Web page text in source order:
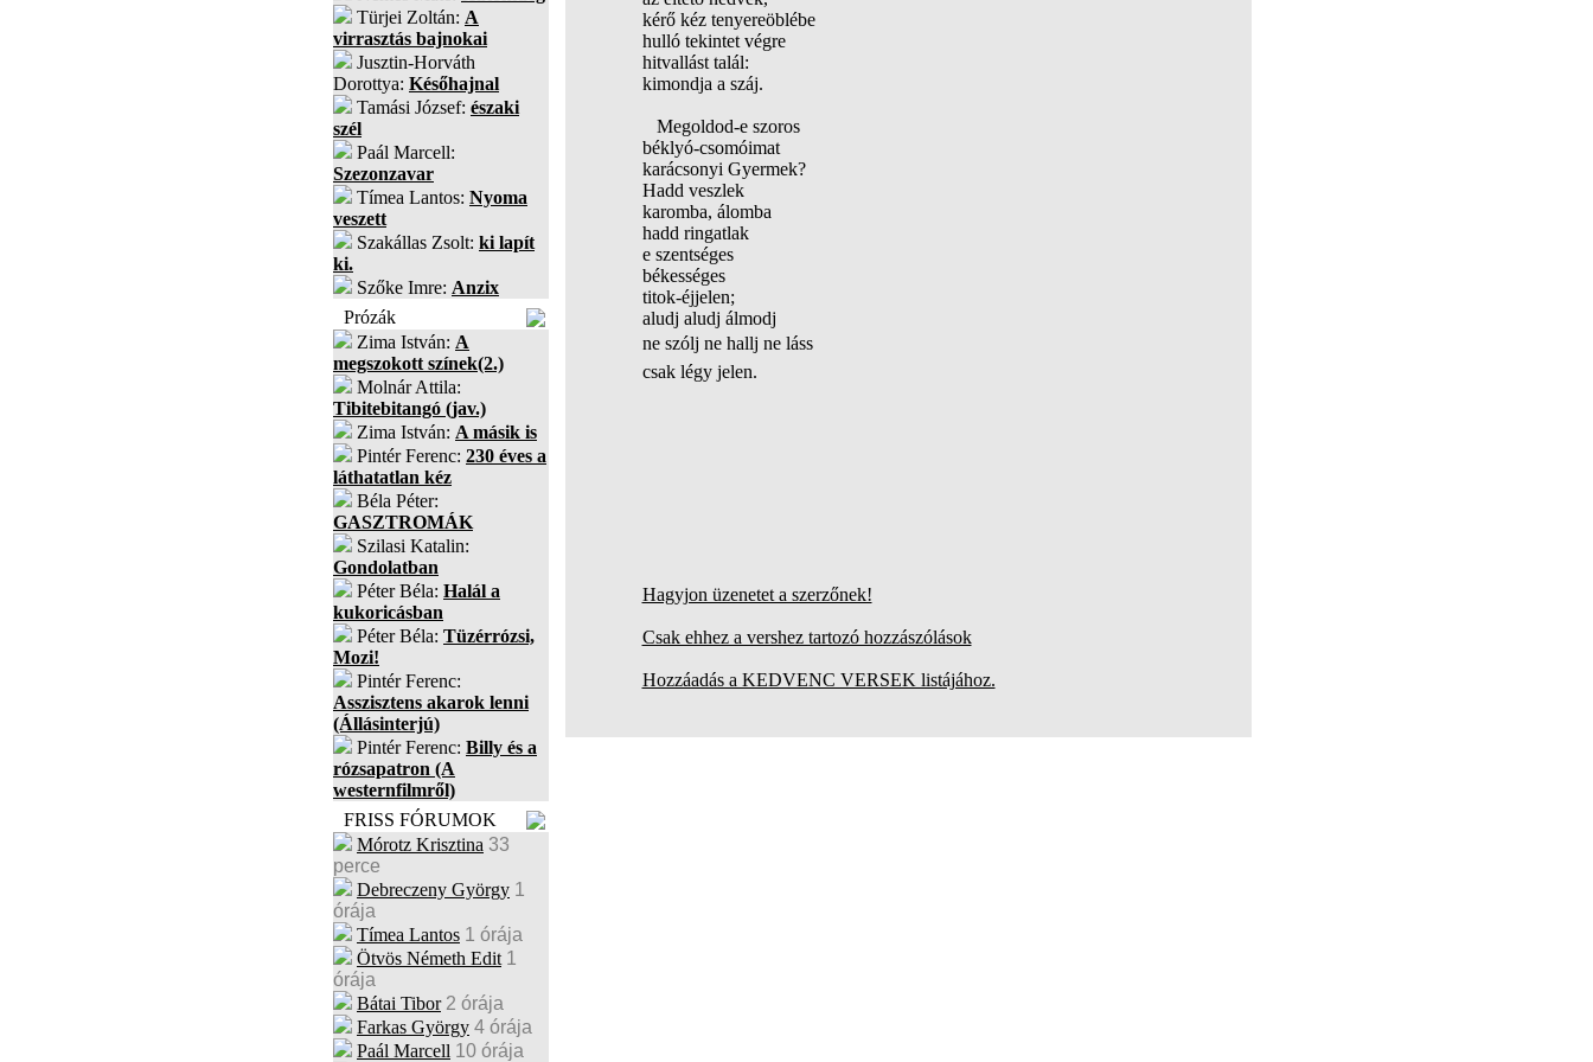
Türjei Zoltán: A
virrasztás bajnokai
Jusztin-Horváth
Dorottya: Későhajnal
Tamási József: északi
szél
Paál Marcell:
Szezonzavar
Tímea Lantos: Nyoma
veszett
Szakállas Zsolt: ki lapít
ki.
Szőke Imre: Anzix
Prózák
Zima István: A
megszokott színek(2.)
Molnár Attila:
Tibitebitangó (jav.)
Zima István: A másik is
Pintér Ferenc: 230 éves a
láthatatlan kéz
Béla Péter:
GASZTROMÁK
Szilasi Katalin:
Gondolatban
Péter Béla: Halál a
kukoricásban
Péter Béla: Tüzérrózsi,
Mozi!
Pintér Ferenc:
Asszisztens akarok lenni
(Állásinterjú)
Pintér Ferenc: Billy és a
rózsapatron (A
westernfilmről)
FRISS FÓRUMOK
Mórotz Krisztina 33
perce
Debreczeny György 1
órája
Tímea Lantos 1 órája
Ötvös Németh Edit 1
órája
Bátai Tibor 2 órája
Farkas György 4 órája
Paál Marcell 10 órája
kérő kéz tenyereöblébe
hulló tekintet végre
hitvallást talál:
kimondja a száj.
Megoldod-e szoros
béklyó-csomóimat
karácsonyi Gyermek?
Hadd veszlek
karomba, álomba
hadd ringatlak
e szentséges
békességes
titok-éjjelen;
aludj aludj álmodj
ne szólj ne hallj ne láss 
csak légy jelen.
Hagyjon üzenetet a szerzőnek!
Csak ehhez a vershez tartozó hozzászólások
Hozzáadás a KEDVENC VERSEK listájához.